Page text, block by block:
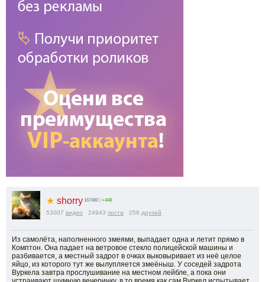
★ shorry 167460 | +448
53007 видео 24943 поста 256 друзей
Из самолёта, наполненного змеями, выпадает одна и летит прямо в
Комптон. Она падает на ветровое стекло полицейской машины и
разбивается, а местный задрот в очках выковыривает из неё целое
яйцо, из которого тут же вылупляется змеёныш. У соседей задрота
Вуркела завтра прослушивание на местном лейбле, а пока они